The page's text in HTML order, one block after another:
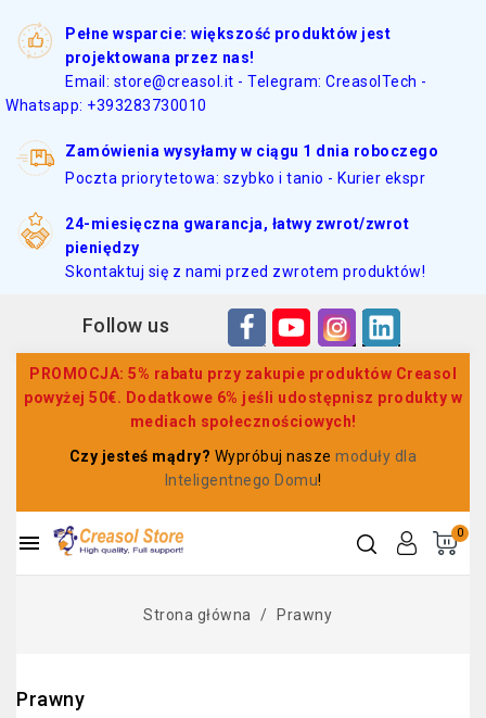
Pełne wsparcie: większość produktów jest
projektowana przez nas!
Email: store@creasol.it - Telegram: CreasolTech -
Whatsapp: +393283730010
Zamówienia wysyłamy w ciągu 1 dnia roboczego
Poczta priorytetowa: szybko i tanio - Kurier ekspr
24-miesięczna gwarancja, łatwy zwrot/zwrot
pieniędzy
Skontaktuj się z nami przed zwrotem produktów!
Follow us
PROMOCJA: 5% rabatu przy zakupie produktów Creasol
powyżej 50€. Dodatkowe 6% jeśli udostępnisz produkty w
mediach społecznościowych!
Czy jesteś mądry? Wypróbuj naszemoduły dla
Inteligentnego Domu!
0

Strona główna Prawny
Prawny